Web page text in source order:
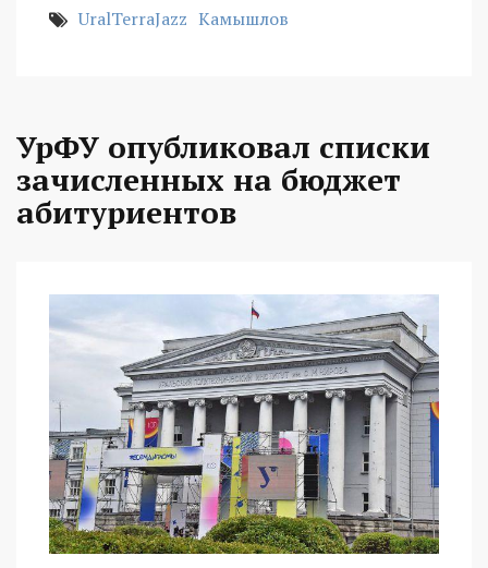
UralTerraJazz Камышлов
УрФУ опубликовал списки
зачисленных на бюджет
абитуриентов